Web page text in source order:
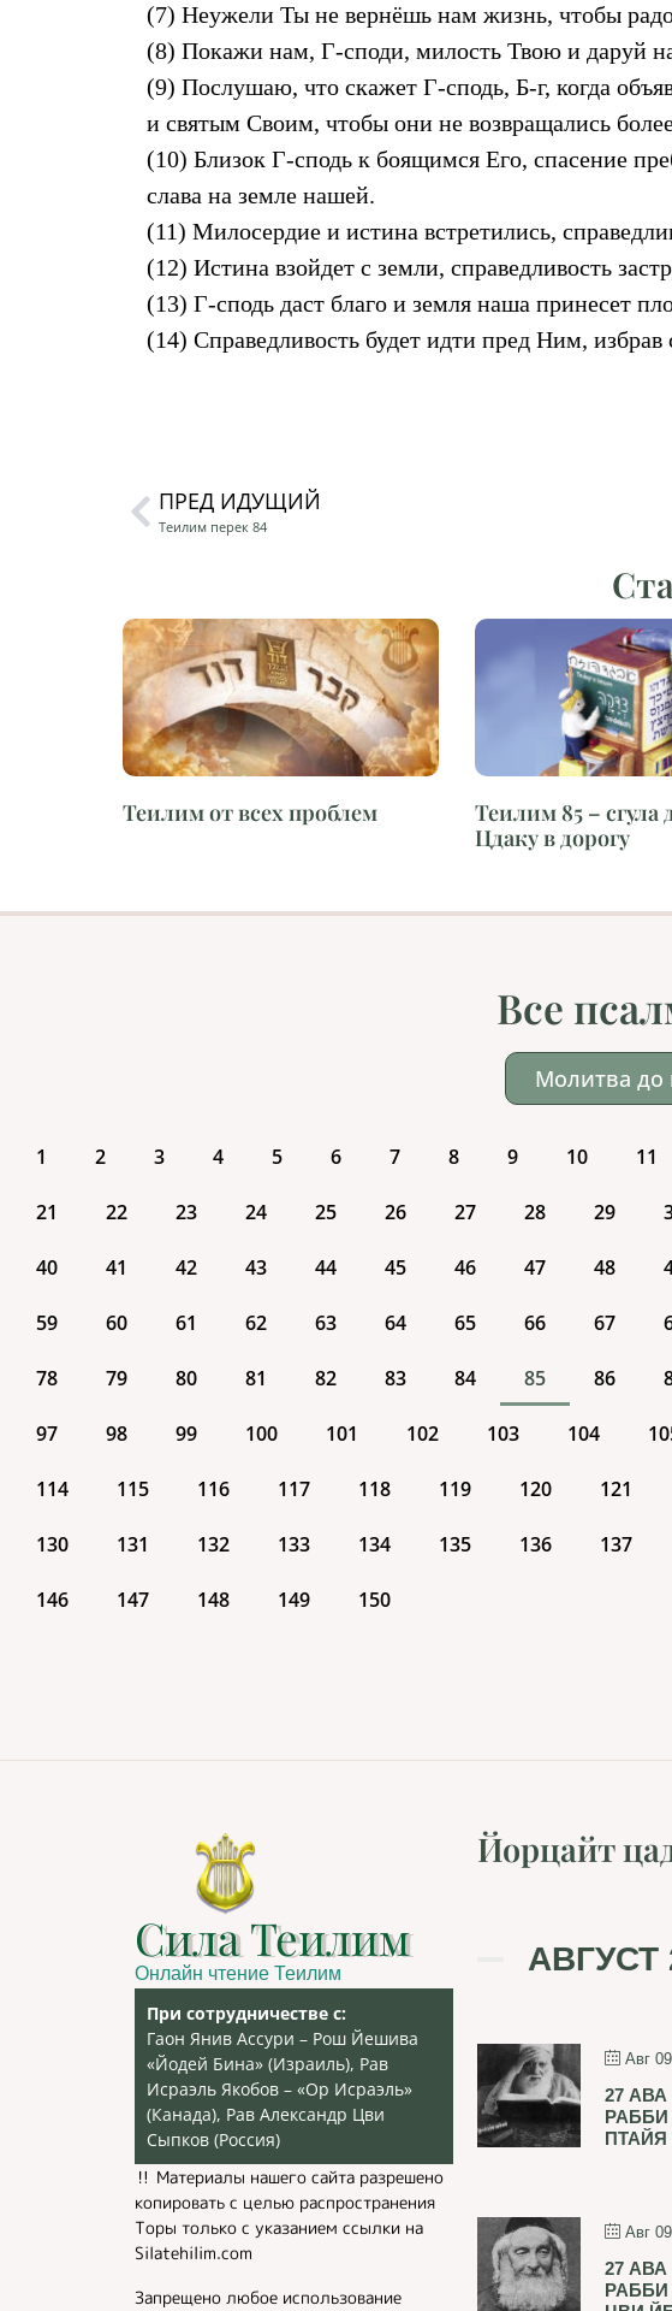
(7) Неужели Ты не вернёшь нам жизнь, чтобы
(8) Покажи нам, Г-споди, милость Твою и даруй
(9) Послушаю, что скажет Г-сподь, Б-г, когда
и святым Своим, чтобы они не возвращались
(10) Близок Г-сподь к боящимся Его, спасение
слава на земле нашей.
(11) Милосердие и истина встретились,
(12) Истина взойдет с земли, справедливость
(13) Г-сподь даст благо и земля наша принесет
(14) Справедливость будет идти пред Ним, избрав
ПРЕД ИДУЩИЙ
Теилим перек 84
Теилим от всех проблем
Теилим 85 – сгула
Цдаку в дорогу
Все
Молитва до
1 2 3 4 5 6 7 8 9 10 11
21 22 23 24 25 26 27 28 29
40 41 42 43 44 45 46 47 48
59 60 61 62 63 64 65 66 67
78 79 80 81 82 83 84 85 86
97 98 99 100 101 102 103 104
114 115 116 117 118 119 120 121
130 131 132 133 134 135 136 137
146 147 148 149 150
Сила Теилим
Онлайн чтение Теилим
При сотрудничестве с:
Гаон Янив Ассури – Рош Йешива
«Йодей Бина» (Израиль), Рав
Исраэль Якобов – «Ор Исраэль»
(Канада), Рав Александр Цви
Сыпков (Россия)
‼️ Материалы нашего сайта разрешено
копировать с целью распространения
Торы только с указанием ссылки на
Silatehilim.com
Запрещено любое использование
Йорцайт
АВГУСТ
Авг
27
РАББИ
ПТАЙЯ
Авг
27